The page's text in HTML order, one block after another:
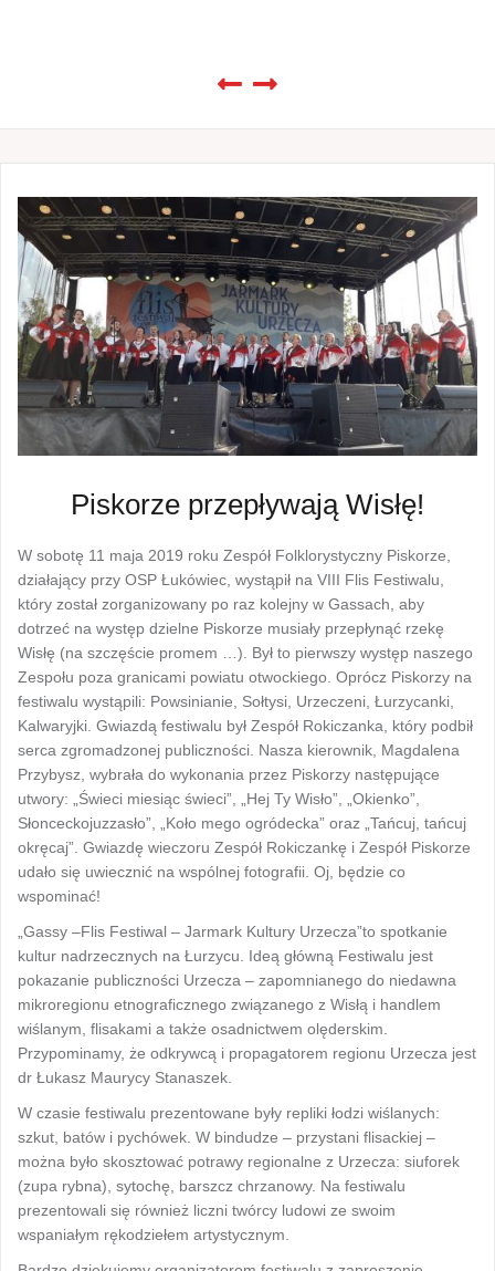
Piskorze przepływają Wisłę!
W sobotę 11 maja 2019 roku Zespół Folklorystyczny Piskorze,
działający przy OSP Łukówiec, wystąpił na VIII Flis Festiwalu,
który został zorganizowany po raz kolejny w Gassach, aby
dotrzeć na występ dzielne Piskorze musiały przepłynąć rzekę
Wisłę (na szczęście promem …). Był to pierwszy występ naszego
Zespołu poza granicami powiatu otwockiego. Oprócz Piskorzy na
festiwalu wystąpili: Powsinianie, Sołtysi, Urzeczeni, Łurzycanki,
Kalwaryjki. Gwiazdą festiwalu był Zespół Rokiczanka, który podbił
serca zgromadzonej publiczności. Nasza kierownik, Magdalena
Przybysz, wybrała do wykonania przez Piskorzy następujące
utwory: „Świeci miesiąc świeci”, „Hej Ty Wisło”, „Okienko”,
Słonceckojuzzasło”, „Koło mego ogródecka” oraz „Tańcuj, tańcuj
okręcaj”. Gwiazdę wieczoru Zespół Rokiczankę i Zespół Piskorze
udało się uwiecznić na wspólnej fotografii. Oj, będzie co
wspominać!
„Gassy –Flis Festiwal – Jarmark Kultury Urzecza”to spotkanie
kultur nadrzecznych na Łurzycu. Ideą główną Festiwalu jest
pokazanie publiczności Urzecza – zapomnianego do niedawna
mikroregionu etnograficznego związanego z Wisłą i handlem
wiślanym, flisakami a także osadnictwem olęderskim.
Przypominamy, że odkrywcą i propagatorem regionu Urzecza jest
dr Łukasz Maurycy Stanaszek.
W czasie festiwalu prezentowane były repliki łodzi wiślanych:
szkut, batów i pychówek. W bindudze – przystani flisackiej –
można było skosztować potrawy regionalne z Urzecza: siuforek
(zupa rybna), sytochę, barszcz chrzanowy. Na festiwalu
prezentowali się również liczni twórcy ludowi ze swoim
wspaniałym rękodziełem artystycznym.